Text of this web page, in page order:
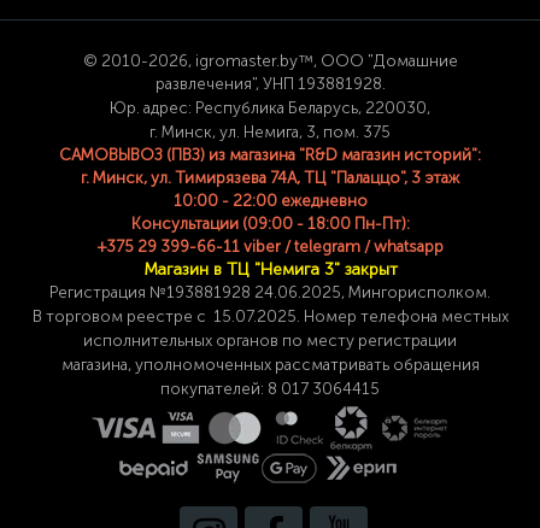
© 2010-2026, igromaster.by™, ООО "Домашние
развлечения", УНП 193881928.
Юр. адрес: Республика Беларусь, 220030,
г. Минск, ул. Немига, 3, пом. 375
САМОВЫВОЗ (ПВЗ) из магазина "R&D магазин историй":
г. Минск, ул. Тимирязева 74A, ТЦ "Палаццо", 3 этаж
10:00 - 22:00 ежедневно
Консультации (09:00 - 18:00 Пн-Пт):
+375 29 399-66-11 viber / telegram / whatsapp
Магазин в ТЦ "Немига 3" закрыт
Регистрация №193881928 24 .06.2025, Мингорисполком.
В торговом реестре с 15.07.2025. Номер телефона местных
исполнительных органов по месту регистрации
магазина,уполномоченных рассматривать обращения
покупателей: 8 017 3064415